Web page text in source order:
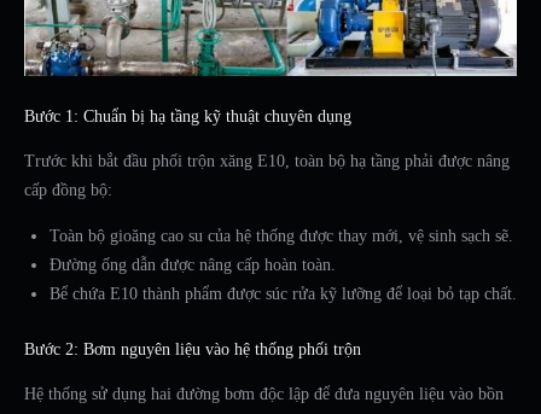
Bước 1: Chuẩn bị hạ tầng kỹ thuật chuyên dụng
Trước khi bắt đầu phối trộn xăng E10, toàn bộ hạ tầng phải được nâng
cấp đồng bộ:
Toàn bộ gioăng cao su của hệ thống được thay mới, vệ sinh sạch sẽ.
Đường ống dẫn được nâng cấp hoàn toàn.
Bể chứa E10 thành phẩm được súc rửa kỹ lưỡng để loại bỏ tạp chất.
Bước 2: Bơm nguyên liệu vào hệ thống phối trộn
Hệ thống sử dụng hai đường bơm độc lập để đưa nguyên liệu vào bồn